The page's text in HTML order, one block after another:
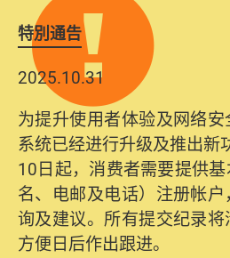
特別通告
2025.10.31
为提升使用者体验及网络
系统已经进行升级及推出新
10日起，消费者需要提供
名、电邮及电话）注册帐
询及建议。所有提交纪录将
方便日后作出跟进。